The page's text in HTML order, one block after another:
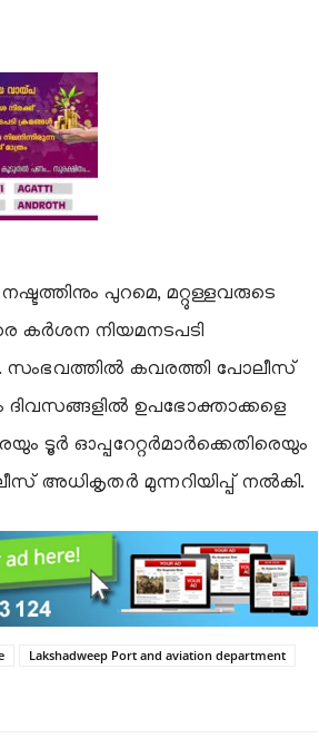
പുറമെ, മറ്റുള്ളവരുടെ
കർശന നിയമനടപടി
സംഭവത്തിൽ കവരത്തി പോലീസ്
ദിവസങ്ങളിൽ ഉപഭോക്താക്കളെ
ടൂർ ഓപ്പറേറ്റർമാർക്കെതിരെയും
അധികൃതർ മുന്നറിയിപ്പ് നൽകി.
Lakshadweep Port and aviation department